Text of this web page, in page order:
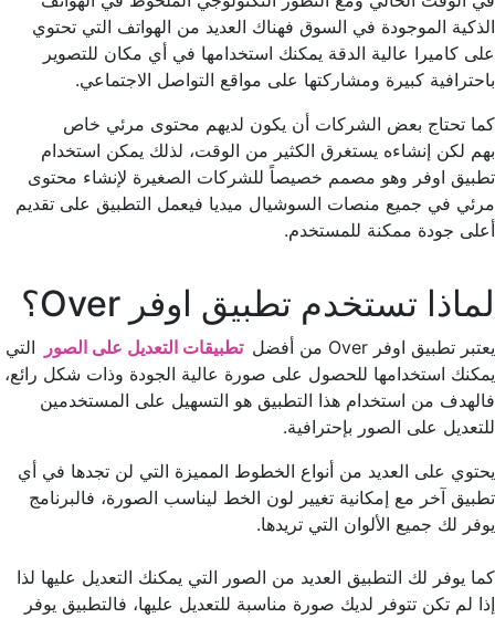
الذكية الموجودة في السوق فهناك العديد من الهواتف التي تحتوي
على كاميرا عالية الدقة يمكنك استخدامها في أي مكان للتصوير
باحترافية كبيرة ومشاركتها على مواقع التواصل الاجتماعي.
كما تحتاج بعض الشركات أن يكون لديهم محتوى مرئي خاص
بهم لكن إنشاءه يستغرق الكثير من الوقت، لذلك يمكن استخدام
تطبيق اوفر وهو مصمم خصيصاً للشركات الصغيرة لإنشاء محتوى
مرئي في جميع منصات السوشيال ميديا فيعمل التطبيق على تقديم
أعلى جودة ممكنة للمستخدم.
لماذا تستخدم تطبيق اوفر Over؟
يعتبر تطبيق اوفر Over من أفضل تطبيقات التعديل على الصور
التي
يمكنك استخدامها للحصول على صورة عالية الجودة وذات شكل رائع،
فالهدف من استخدام هذا التطبيق هو التسهيل على المستخدمين
للتعديل على الصور بإحترافية.
يحتوي على العديد من أنواع الخطوط المميزة التي لن تجدها في أي
تطبيق آخر مع إمكانية تغيير لون الخط ليناسب الصورة، فالبرنامج
يوفر لك جميع الألوان التي تريدها.
كما يوفر لك التطبيق العديد من الصور التي يمكنك التعديل عليها لذا
إذا لم تكن تتوفر لديك صورة مناسبة للتعديل عليها، فالتطبيق يوفر